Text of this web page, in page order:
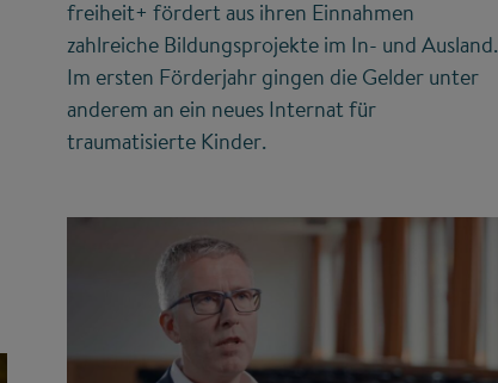
freiheit+ fördert aus ihren Einnahmen
zahlreiche Bildungsprojekte im In- und Ausland.
Im ersten Förderjahr gingen die Gelder unter
anderem an ein neues Internat für
traumatisierte Kinder.